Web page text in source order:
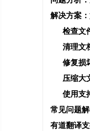
解决方案
检查文
清理文
修复损
压缩大
使用支
常见问题
有道翻译